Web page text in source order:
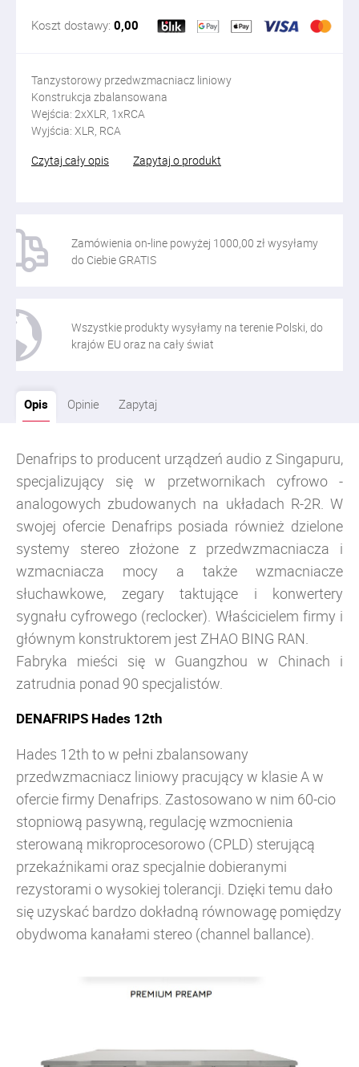
Koszt dostawy: 0,00
Tanzystorowy przedwzmacniacz liniowy
Konstrukcja zbalansowana
Wejścia: 2xXLR, 1xRCA
Wyjścia: XLR, RCA
Czytaj cały opis
Zapytaj o produkt
Zamówienia on-line powyżej 1000,00 zł wysyłamy
do Ciebie GRATIS
Wszystkie produkty wysyłamy na terenie Polski, do
krajów EU oraz na cały świat
Opis Opinie Zapytaj
Denafrips to producent urządzeń audio z Singapuru,
specjalizujący się w przetwornikach cyfrowo -
analogowych zbudowanych na układach R-2R. W
swojej ofercie Denafrips posiada również dzielone
systemy stereo złożone z przedwzmacniacza i
wzmacniacza mocy a także wzmacniacze
słuchawkowe, zegary taktujące i konwertery
sygnału cyfrowego (reclocker). Właścicielem firmy i
głównym konstruktorem jest ZHAO BING RAN.
Fabryka mieści się w Guangzhou w Chinach i
zatrudnia ponad 90 specjalistów.
DENAFRIPS Hades 12th
Hades 12th to w pełni zbalansowany
przedwzmacniacz liniowy pracujący w klasie A w
ofercie firmy Denafrips. Zastosowano w nim 60-cio
stopniową pasywną, regulację wzmocnienia
sterowaną mikroprocesorowo (CPLD) sterującą
przekaźnikami oraz specjalnie dobieranymi
rezystorami o wysokiej tolerancji. Dzięki temu dało
się uzyskać bardzo dokładną równowagę pomiędzy
obydwoma kanałami stereo (channel ballance).